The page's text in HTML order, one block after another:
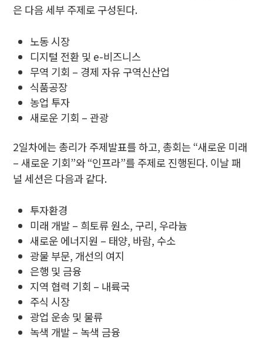
은 다음 세부 주제로 구성된다.
노동 시장
디지털 전환 및 e-비즈니스
무역 기회 – 경제 자유 구역신산업
식품공장
농업 투자
새로운 기회 – 관광
2일차에는 총리가 주제발표를 하고, 총회는 “새로운 미래
– 새로운 기회”와 “인프라”를 주제로 진행된다. 이날 패
널 세션은 다음과 같다.
투자환경
미래 개발 – 희토류 원소, 구리, 우라늄
새로운 에너지원 – 태양, 바람, 수소
광물 부문, 개선의 여지
은행 및 금융
지역 협력 기회 – 내륙국
주식 시장
광업 운송 및 물류
녹색 개발 – 녹색 금융